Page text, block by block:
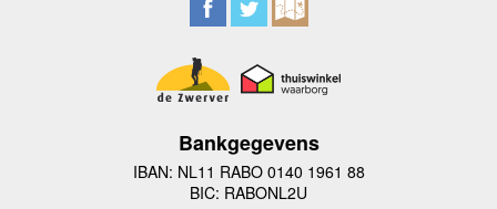
Bankgegevens
IBAN: NL11 RABO 0140 1961 88
BIC: RABONL2U